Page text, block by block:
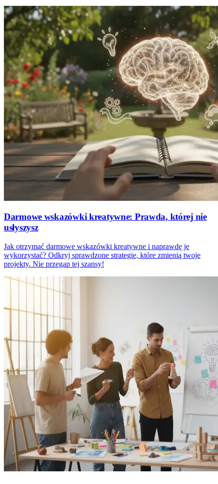
Darmowe wskazówki kreatywne: Prawda, której nie
usłyszysz
Jak otrzymać darmowe wskazówki kreatywne i naprawdę je
wykorzystać? Odkryj sprawdzone strategie, które zmienią twoje
projekty. Nie przegap tej szansy!